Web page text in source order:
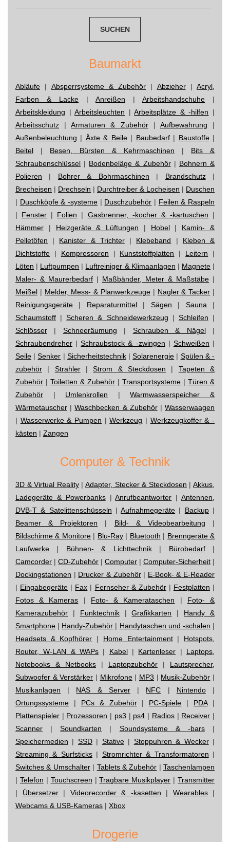
Baumarkt
Abläufe | Absperrsysteme & Zubehör | Abzieher| Acryl,
Farben & Lacke | Anreißen | Arbeitshandschuhe |
Arbeitskleidung |Arbeitsleuchten |Arbeitsplätze & -hilfen |
Arbeitsschutz |Armaturen & Zubehör| Aufbewahrung |
Außenbeleuchtung | Äxte & Beile| Baubedarf| Baustoffe|
Beitel | Besen, Bürsten & Kehrmaschinen | Bits &
Schraubenschlüssel | Bodenbeläge & Zubehör| Bohnern &
Polieren | Bohrer & Bohrmaschinen | Brandschutz|
Brecheisen | Drechseln | Durchtreiber & Locheisen | Duschen
| Duschköpfe & -systeme | Duschzubehör | Feilen & Raspeln
| Fenster | Folien | Gasbrenner, -kocher & -kartuschen |
Hämmer | Heizgeräte & Lüftungen | Hobel| Kamin- &
Pelletöfen | Kanister & Trichter| Klebeband | Kleben &
Dichtstoffe | Kompressoren | Kunststoffplatten | Leitern |
Löten | Luftpumpen | Luftreiniger & Klimaanlagen | Magnete|
Maler- & Maurerbedarf | Maßbänder, Meter & Maßstäbe |
Meißel | Melder, Mess- & Planwerkzeuge | Nagler & Tacker |
Reinigungsgeräte | Reparaturmittel| Sägen | Sauna |
Schaumstoff |Scheren & Schneidewerkzeug | Schleifen |
Schlösser | Schneeräumung | Schrauben & Nägel|
Schraubendreher |Schraubstock & -zwingen | Schweißen |
Seile |Senker | Sicherheitstechnik|Solarenergie | Spülen & -
zubehör | Strahler|Strom & Steckdosen | Tapeten &
Zubehör | Toiletten & Zubehör | Transportsysteme | Türen &
Zubehör | Umlenkrollen |Warmwasserspeicher &
Wärmetauscher |Waschbecken & Zubehör|Wasserwaagen
| Wasserwerke & Pumpen |Werkzeug | Werkzeugkoffer & -
kästen | Zangen
Computer & Technik
3D & Virtual Reality|Adapter, Stecker & Steckdosen |Akkus,
Ladegeräte & Powerbanks|Anrufbeantworter |Antennen,
DVB-T & Satelittenschüsseln |Aufnahmegeräte | Backup|
Beamer & Projektoren | Bild- & Videobearbeitung |
Bildschirme & Monitore| Blu-Ray| Bluetooth | Brenngeräte &
Laufwerke | Bühnen- & Lichttechnik| Bürobedarf|
Camcorder | CD-Zubehör | Computer | Computer-Sicherheit |
Dockingstationen | Drucker & Zubehör| E-Book- & E-Reader
| Eingabegeräte | Fax | Fernseher & Zubehör| Festplatten |
Fotos & Kameras | Foto- & Kamerataschen | Foto- &
Kamerazubehör | Funktechnik|Grafikkarten | Handy &
Smartphone | Handy-Zubehör | Handytaschen und -schalen |
Headsets & Kopfhörer | Home Entertainment| Hotspots,
Router, W-LAN & WAPs | Kabel| Kartenleser | Laptops,
Notebooks & Netbooks | Laptopzubehör | Lautsprecher,
Subwoofer & Verstärker | Mikrofone| MP3 | Musik-Zubehör |
Musikanlagen | NAS & Server| NFC | Nintendo|
Ortungssysteme | PCs & Zubehör| PC-Spiele | PDA|
Plattenspieler | Prozessoren | ps3 | ps4 | Radios| Receiver |
Scanner |Soundkarten | Soundsysteme & -bars|
Speichermedien | SSD| Stative| Stoppuhren & Wecker|
Streaming & Surfsticks| Stromrichter & Transformatoren |
Switches & Umschalter| Tablets & Zubehör | Taschenlampen
| Telefon | Touchscreen |Tragbare Musikplayer | Transmitter
| Übersetzer| Videorecorder & -kasetten | Wearables|
Webcams & USB-Kameras | Xbox
Drogerie